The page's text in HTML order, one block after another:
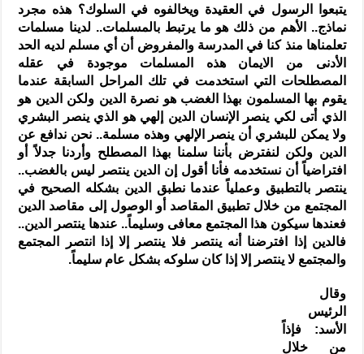
يتبعوا الرسول في العقيدة ويخالفوه في السلوك؟ هذه مجرد
نماذج.. الأهم من ذلك هو ما يرتبط بالمسلمات.. لدينا مسلمات
تعلمناها منذ كنا في المدرسة والمفروض أن أي مسلم لديه الحد
الأدنى من الايمان هذه المسلمات موجودة في عقله
المصطلحات التي استخدمت في تلك المراحل السابقة عندما
يقوم بها المسلمون بهذا الغضب هو نصرة الدين ولكن الدين هو
الذي أتى لكي ينصر الإنسان الدين إلهي هو الذي ينصر البشري
ولا يمكن للبشري أن ينصر الإلهي وهذه مسلمة.. نحن ندافع عن
الدين ولكن لنفترض بأننا سلمنا بهذا المصطلح وأردنا جدلاً أو
افتراضياً أن نستخدمه فأنا أقول إن الدين ينتصر ليس بالغضب..
ينتصر بالتطبيق وعملياً عندما نطبق الدين بشكله الصحيح في
المجتمع من خلال تطبيق المقاصد أو الوصول إلى مقاصد الدين
فعندها سيكون هذا المجتمع معافى وسليماً.. عندها ينتصر الدين..
فالدين إذا افترضنا أنه ينتصر فلا ينتصر إلا إذا انتصر المجتمع
والمجتمع لا ينتصر إلا إذا كان سلوكه بشكل عام سليماً.
وقال
الرئيس
الأسد: فإذاً
من خلال